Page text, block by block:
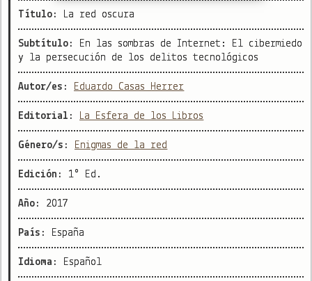
Título: La red oscura
Subtítulo:
En las sombras de Internet: El cibermiedo
y la persecución de los delitos tecnológicos
Autor/es: Eduardo Casas Herrer
Editorial: La Esfera de los Libros
Género/s: Enigmas de la red
Edición: 1° Ed.
Año: 2017
País: España
Idioma: Español